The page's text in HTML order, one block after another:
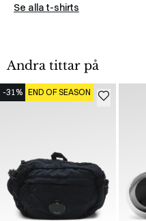
Se alla t-shirts
Andra tittar på
-31% END OF SEASON